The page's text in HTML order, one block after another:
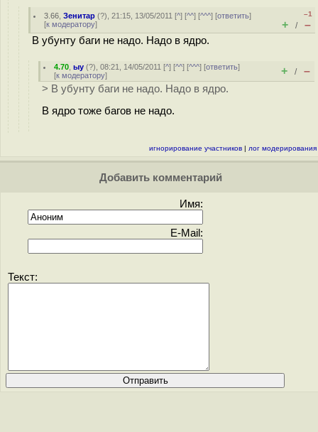
3.66 ,Зенитар (?), 21:15, 13/05/2011 [^] [^^] [^^^] [ответить]
[к модератору]
–1
+ / –
В убунту баги не надо. Надо в ядро.
4.70 ,ыу (?), 08:21, 14/05/2011 [^] [^^] [^^^] [ответить]
[к модератору] + / –
> В убунту баги не надо. Надо в ядро.
В ядро тоже багов не надо.
игнорирование участников | лог модерирования
Добавить комментарий
Имя:
E-Mail:
Текст: